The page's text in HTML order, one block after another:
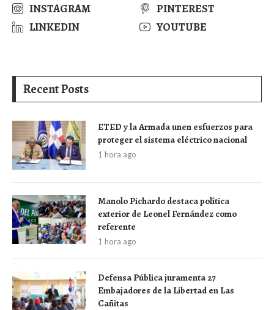
INSTAGRAM
PINTEREST
LINKEDIN
YOUTUBE
Recent Posts
ETED y la Armada unen esfuerzos para
proteger el sistema eléctrico nacional
1 hora ago
Manolo Pichardo destaca política
exterior de Leonel Fernández como
referente
1 hora ago
Defensa Pública juramenta 27
Embajadores de la Libertad en Las
Cañitas